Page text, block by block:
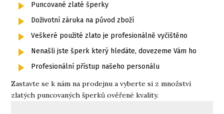
Puncované zlaté šperky
Doživotní záruka na původ zboží
Veškeré použité zlato je profesionálně vyčištěno
Nenašli jste šperk který hledáte, dovezeme Vám ho
Profesionální přístup našeho personálu
Zastavte se k nám na prodejnu a vyberte si z množství
zlatých puncovaných šperků ověřené kvality.